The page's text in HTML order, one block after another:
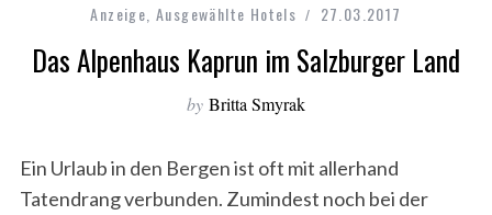
Anzeige Ausgewählte Hotels 27.03.2017
Das Alpenhaus Kaprun im Salzburger Land
by Britta Smyrak
Ein Urlaub in den Bergen ist oft mit allerhand
Tatendrang verbunden. Zumindest noch bei der